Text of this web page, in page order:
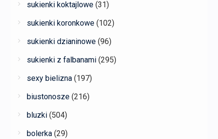
sukienki koktajlowe (31)
sukienki koronkowe (102)
sukienki dzianinowe (96)
sukienki z falbanami (295)
sexy bielizna (197)
biustonosze (216)
bluzki (504)
bolerka (29)